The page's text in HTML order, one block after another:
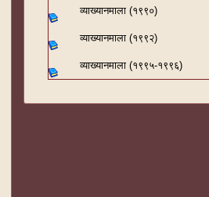
व्याख्यानमाला (१९९०)
व्याख्यानमाला (१९९२)
व्याख्यानमाला (१९९५-१९९६)